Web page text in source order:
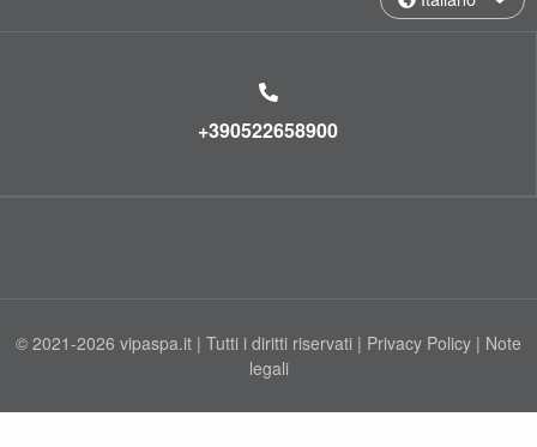
+390522658900
© 2021-2026 vipaspa.it | Tutti i diritti riservati | Privacy Policy | Note
legali